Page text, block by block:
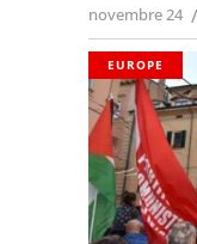
novembre 24
EUROPE